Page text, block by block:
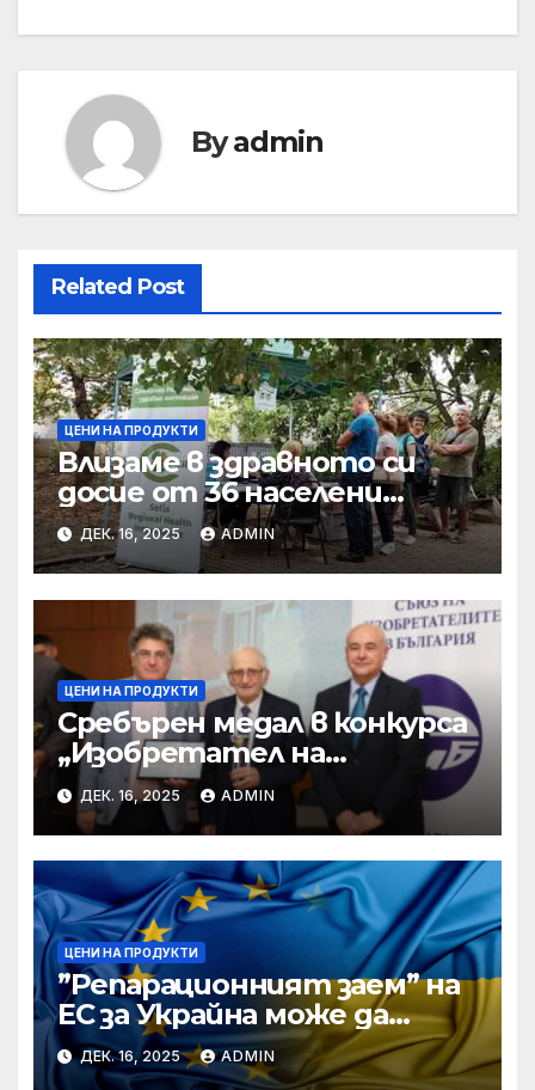
Byadmin
Related Post
ЦЕНИ НА ПРОДУКТИ
Влизаме в здравното си
досие от 36 населени
места • МЗ
ДЕК. 16, 2025 ADMIN
ЦЕНИ НА ПРОДУКТИ
Сребърен медал в конкурса
„Изобретател на
годината“ за учени от БАН
ДЕК. 16, 2025 ADMIN
ЦЕНИ НА ПРОДУКТИ
”Репарационният заем” на
ЕС за Украйна може да
достигне 130 милиарда
евро
ДЕК. 16, 2025 ADMIN